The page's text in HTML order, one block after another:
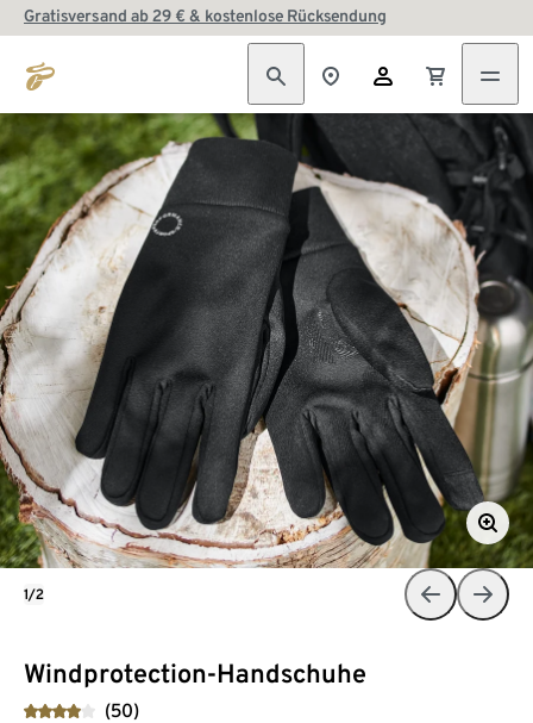
Gratisversand ab 29 € & kostenlose Rücksendung
Windprotection-Handschuhe
(50)
1/2